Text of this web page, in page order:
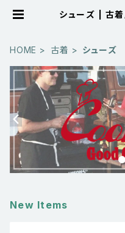
シューズ | 古着
HOME 古着 シューズ
New Items